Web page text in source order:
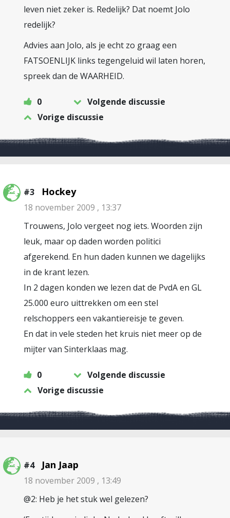
leven niet zeker is. Redelijk? Dat noemt Jolo
redelijk?
Advies aan Jolo, als je echt zo graag een
FATSOENLIJK links tegengeluid wil laten horen,
spreek dan de WAARHEID.
0
Volgende discussie
Vorige discussie
#3 Hockey
18 november 2009 , 13:37
Trouwens, Jolo vergeet nog iets. Woorden zijn
leuk, maar op daden worden politici
afgerekend. En hun daden kunnen we dagelijks
in de krant lezen.
In 2 dagen konden we lezen dat de PvdA en GL
25.000 euro uittrekken om een stel
relschoppers een vakantiereisje te geven.
En dat in vele steden het kruis niet meer op de
mijter van Sinterklaas mag.
0
Volgende discussie
Vorige discussie
#4 Jan Jaap
18 november 2009 , 13:49
@2: Heb je het stuk wel gelezen?